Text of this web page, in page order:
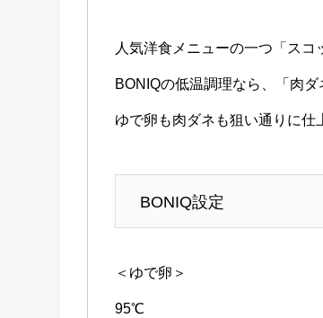
人気洋食メニューの一つ「スコ
BONIQの低温調理なら、「肉
ゆで卵も肉ダネも狙い通りに仕
BONIQ設定
＜ゆで卵＞
95℃